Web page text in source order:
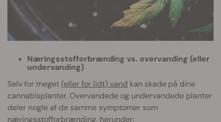
Næringsstofforbrænding vs. overvanding (eller
undervanding)
Selv for meget (eller for lidt) vand kan skade på dine
cannabisplanter. Overvandede og undervandede planter
deler nogle af de samme symptomer som
næringsstofforbrænding, herunder: